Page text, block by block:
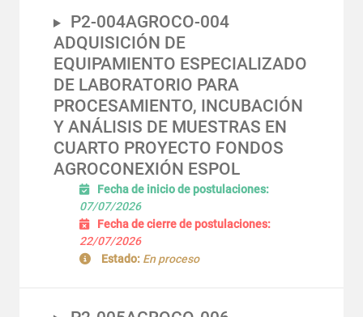
P2-004AGROCO-004
ADQUISICIÓN DE
EQUIPAMIENTO ESPECIALIZADO
DE LABORATORIO PARA
PROCESAMIENTO, INCUBACIÓN
Y ANÁLISIS DE MUESTRAS EN
CUARTO PROYECTO FONDOS
AGROCONEXIÓN ESPOL
Fecha de inicio de postulaciones:
07/07/2026
Fecha de cierre de postulaciones:
22/07/2026
Estado: En proceso